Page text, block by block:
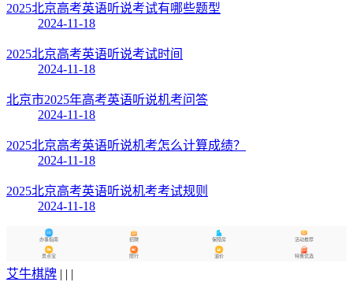
2025北京高考英语听说考试有哪些题型
2024-11-18
2025北京高考英语听说考试时间
2024-11-18
北京市2025年高考英语听说机考问答
2024-11-18
2025北京高考英语听说机考怎么计算成绩？
2024-11-18
2025北京高考英语听说机考考试规则
2024-11-18
办事指南 招聘 保障房 活动推荐
景点宝 限行 油价 特惠优选
艾牛棋牌